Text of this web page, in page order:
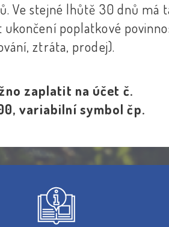
Ve stejné lhůtě 30 dnů má
ukončení poplatkové
ztráta, prodej).
zaplatit na účet č.
variabilní symbol čp.